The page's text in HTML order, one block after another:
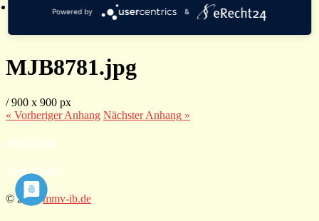
Kontakt
MJB8781.jpg
/900 x 900 px
« VorherigerAnhang NächsterAnhang »
Impressum
Datenschutz
© 2026mmv-ib.de
Powered by &